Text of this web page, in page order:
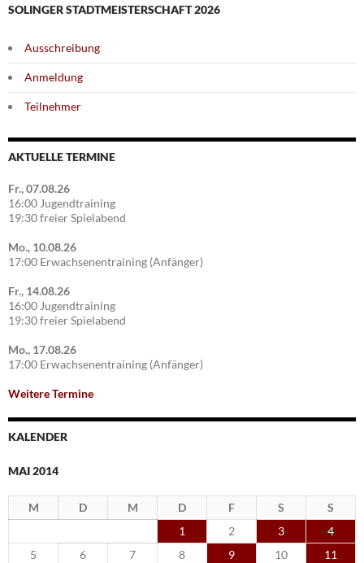
SOLINGER STADTMEISTERSCHAFT 2026
Ausschreibung
Anmeldung
Teilnehmer
AKTUELLE TERMINE
Fr., 07.08.26
16:00 Jugendtraining
19:30 freier Spielabend
Mo., 10.08.26
17:00 Erwachsenentraining (Anfänger)
Fr., 14.08.26
16:00 Jugendtraining
19:30 freier Spielabend
Mo., 17.08.26
17:00 Erwachsenentraining (Anfänger)
Weitere Termine
KALENDER
MAI 2014
M D M D F S
S
1
2 3
4
5
6 7 8 9 10
11